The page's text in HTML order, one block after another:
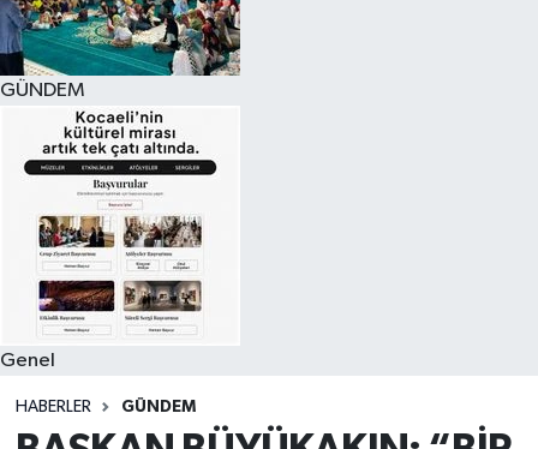
GÜNDEM
Genel
HABERLER GÜNDEM
Son Dakika Haberleri
Haber Arşivi